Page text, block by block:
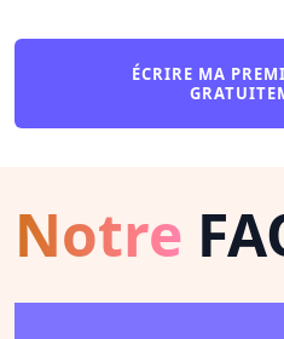
ÉCRIRE MA
Notre